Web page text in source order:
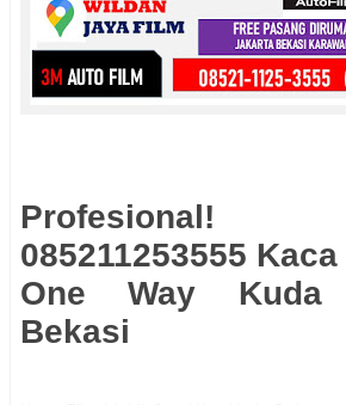
085211253555
One Way Kuda
Bekasi